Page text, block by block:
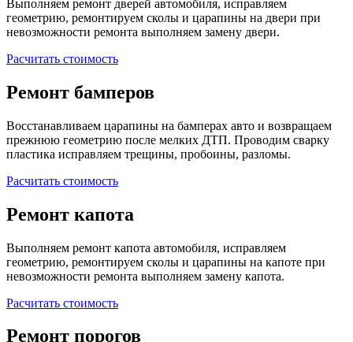
Выполняем ремонт дверей автомобиля, исправляем
геометрию, ремонтируем сколы и царапины на двери при
невозможности ремонта выполняем замену двери.
Расчитать стоимость
Ремонт бамперов
Восстанавливаем царапины на бамперах авто и возвращаем
прежнюю геометрию после мелких ДТП. Проводим сварку
пластика исправляем трещины, пробоины, разломы.
Расчитать стоимость
Ремонт капота
Выполняем ремонт капота автомобиля, исправляем
геометрию, ремонтируем сколы и царапины на капоте при
невозможности ремонта выполняем замену капота.
Расчитать стоимость
Ремонт порогов